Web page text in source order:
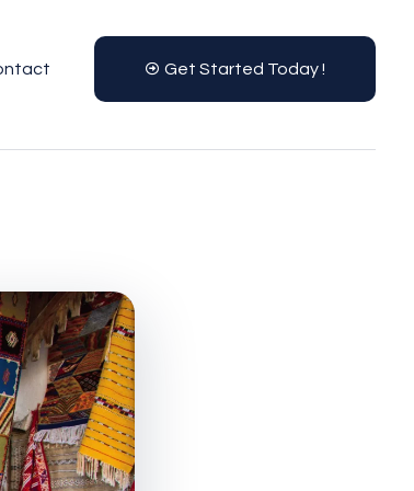
Get Started Today !